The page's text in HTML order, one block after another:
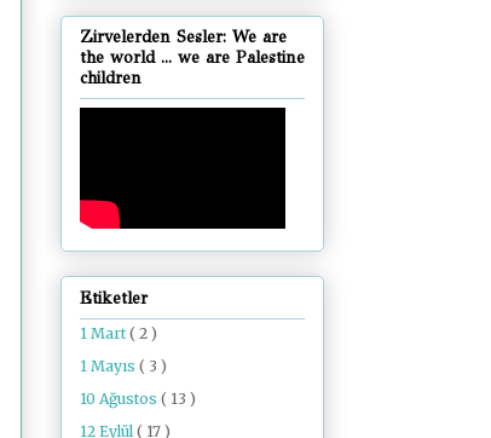
Zirvelerden Sesler: We are
the world ... we are Palestine
children
Etiketler
1 Mart ( 2 )
1 Mayıs ( 3 )
10 Ağustos ( 13 )
12 Eylül ( 17 )